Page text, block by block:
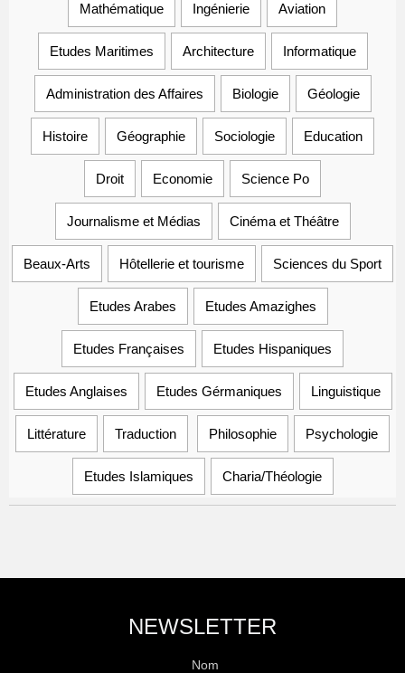
Mathématique Ingénierie Aviation
Etudes Maritimes Architecture Informatique
Administration des Affaires Biologie Géologie
Histoire Géographie Sociologie Education
Droit Economie Science Po
Journalisme et Médias Cinéma et Théâtre
Beaux-Arts Hôtellerie et tourisme Sciences du Sport
Etudes Arabes Etudes Amazighes
Etudes Françaises Etudes Hispaniques
Etudes Anglaises Etudes Gérmaniques Linguistique
Littérature Traduction Philosophie Psychologie
Etudes Islamiques Charia/Théologie
NEWSLETTER
Nom